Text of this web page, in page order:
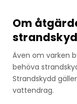
Om
Även om varken
behöva
Strandskydd
vattendrag.